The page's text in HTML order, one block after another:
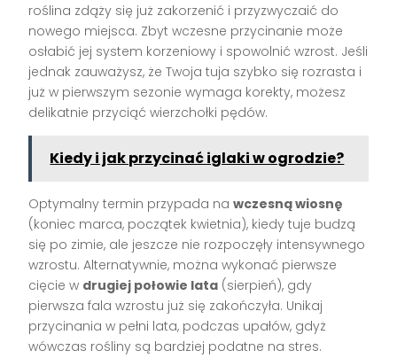
roślina zdąży się już zakorzenić i przyzwyczaić do
nowego miejsca. Zbyt wczesne przycinanie może
osłabić jej system korzeniowy i spowolnić wzrost. Jeśli
jednak zauważysz, że Twoja tuja szybko się rozrasta i
już w pierwszym sezonie wymaga korekty, możesz
delikatnie przyciąć wierzchołki pędów.
Kiedy i jak przycinać iglaki w ogrodzie?
Optymalny termin przypada nawczesną wiosnę
(koniec marca, początek kwietnia), kiedy tuje budzą
się po zimie, ale jeszcze nie rozpoczęły intensywnego
wzrostu. Alternatywnie, można wykonać pierwsze
cięcie w drugiej połowie lata (sierpień), gdy
pierwsza fala wzrostu już się zakończyła. Unikaj
przycinania w pełni lata, podczas upałów, gdyż
wówczas rośliny są bardziej podatne na stres.